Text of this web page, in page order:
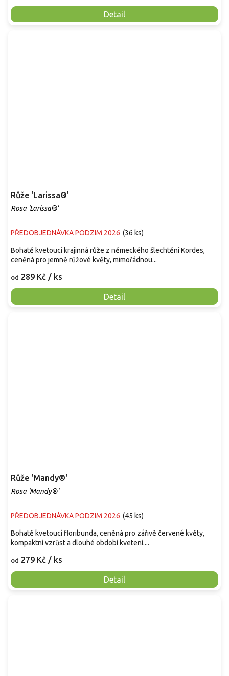
Detail
Růže 'Larissa®'
Rosa 'Larissa®'
PŘEDOBJEDNÁVKA PODZIM 2026 (36 ks)
od 289 Kč / ks
Detail
Bohatě kvetoucí krajinná růže z německého šlechtění Kordes,
ceněná pro jemně růžové květy, mimořádnou...
Růže 'Mandy®'
Rosa 'Mandy®'
PŘEDOBJEDNÁVKA PODZIM 2026 (45 ks)
od 279 Kč / ks
Detail
Bohatě kvetoucí floribunda, ceněná pro zářivě červené květy,
kompaktní vzrůst a dlouhé období kvetení....